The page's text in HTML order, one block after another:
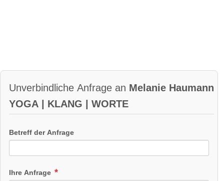
Unverbindliche Anfrage an Melanie Haumann
YOGA | KLANG | WORTE
Betreff der Anfrage
Ihre Anfrage